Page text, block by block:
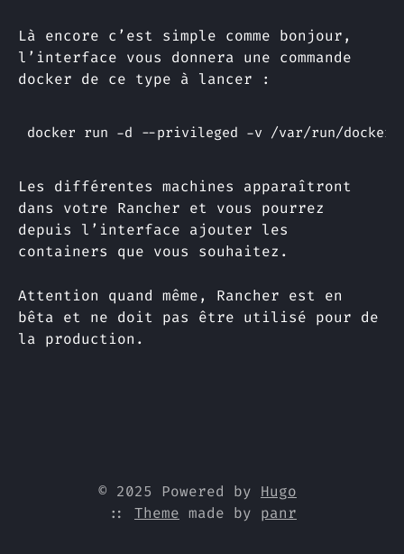
Là encore c’est simple comme bonjour,
l’interface vous donnera une commande
docker de ce type à lancer :
Les différentes machines apparaîtront
dans votre Rancher et vous pourrez
depuis l’interface ajouter les
containers que vous souhaitez.
Attention quand même, Rancher est en
bêta et ne doit pas être utilisé pour de
la production.
© 2025 Powered by Hugo
:: Theme made by panr